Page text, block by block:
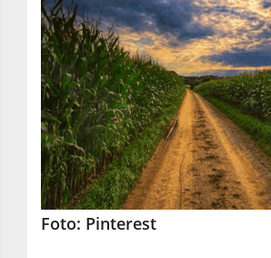
Foto: Pinterest